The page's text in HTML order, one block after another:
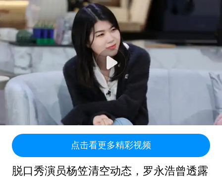
点击看更多精彩视频
脱口秀演员杨笠清空动态，罗永浩曾透露